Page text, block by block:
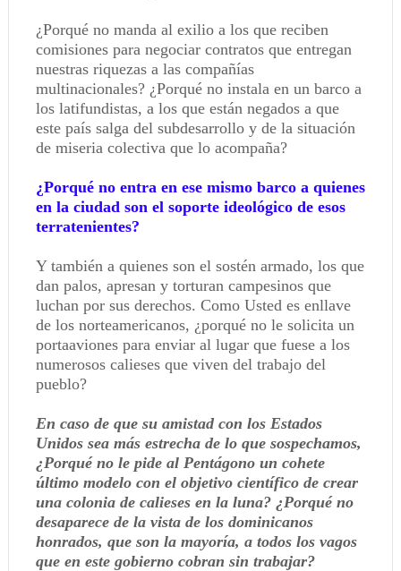
¿Porqué no manda al exilio a los que reciben
comisiones para negociar contratos que entregan
nuestras riquezas a las compañías
multinacionales? ¿Porqué no instala en un barco a
los latifundistas, a los que están negados a que
este país salga del subdesarrollo y de la situación
de miseria colectiva que lo acompaña?
¿Porqué no entra en ese mismo barco a quienes
en la ciudad son el soporte ideológico de esos
terratenientes?
Y también a quienes son el sostén armado, los que
dan palos, apresan y torturan campesinos que
luchan por sus derechos. Como Usted es enllave
de los norteamericanos, ¿porqué no le solicita un
portaaviones para enviar al lugar que fuese a los
numerosos calieses que viven del trabajo del
pueblo?
En caso de que su amistad con los Estados
Unidos sea más estrecha de lo que sospechamos,
¿Porqué no le pide al Pentágono un cohete
último modelo con el objetivo científico de crear
una colonia de calieses en la luna? ¿Porqué no
desaparece de la vista de los dominicanos
honrados, que son la mayoría, a todos los vagos
que en este gobierno cobran sin trabajar?